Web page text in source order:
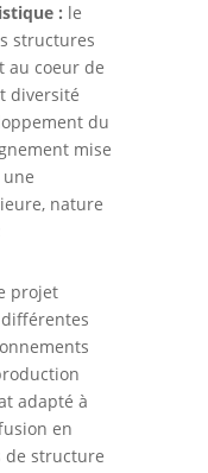
: le
structures
au coeur de
diversité
du
mise
nature
projet
adapté à
en
de structure